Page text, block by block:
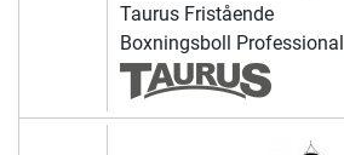
Taurus Fristående
Boxningsboll Professional